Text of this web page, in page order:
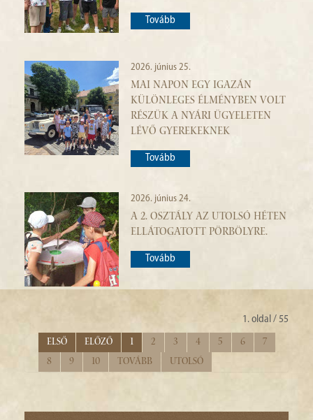
Tovább
2026. június 25.
MAI NAPON EGY IGAZÁN
KÜLÖNLEGES ÉLMÉNYBEN VOLT
RÉSZÜK A NYÁRI ÜGYELETEN
LÉVŐ GYEREKEKNEK
Tovább
2026. június 24.
A 2. OSZTÁLY AZ UTOLSÓ HÉTEN
ELLÁTOGATOTT PÖRBÖLYRE.
Tovább
1. oldal / 55
Első Előző 1 2 3 4 5 6
7
8
9 10 Tovább Utolsó